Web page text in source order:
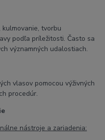
tvorbu
podľa príležitosti. Často sa
významných udalostiach.
vlasov pomocou výživných
procedúr.
nástroje a zariadenia: